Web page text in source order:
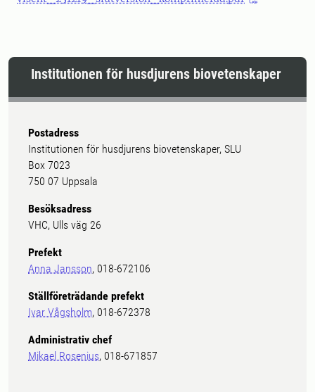
Institutionen för husdjurens biovetenskaper
Postadress
Institutionen för husdjurens biovetenskaper, SLU
Box 7023
750 07 Uppsala
Besöksadress
VHC, Ulls väg 26
Prefekt
Anna Jansson, 018-672106
Ställföreträdande prefekt
Ivar Vågsholm, 018-672378
Administrativ chef
Mikael Rosenius, 018-671857